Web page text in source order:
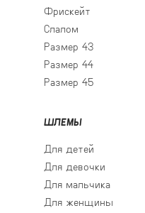
Фрискейт
Слалом
Размер 43
Размер 44
Размер 45
ШЛЕМЫ
Для детей
Для девочки
Для мальчика
Для женщины